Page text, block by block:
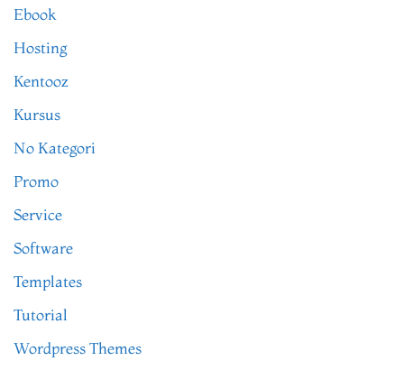
Ebook
Hosting
Kentooz
Kursus
No Kategori
Promo
Service
Software
Templates
Tutorial
Wordpress Themes